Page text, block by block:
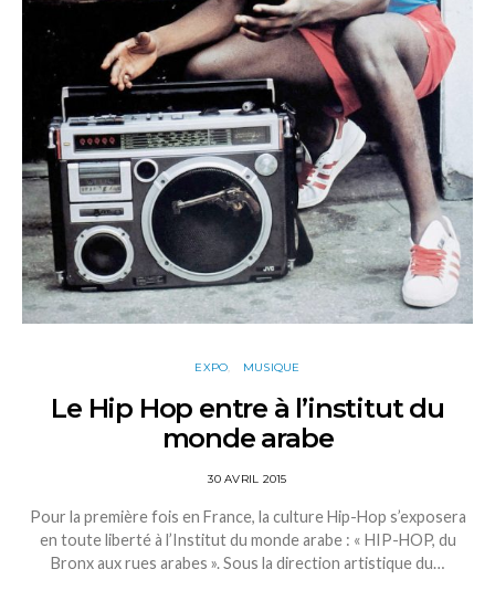
EXPO MUSIQUE
Le Hip Hop entre à l’institut du
monde arabe
30 AVRIL 2015
Pour la première fois en France, la culture Hip-Hop s’exposera
en toute liberté à l’Institut du monde arabe : « HIP-HOP, du
Bronx aux rues arabes ». Sous la direction artistique du…